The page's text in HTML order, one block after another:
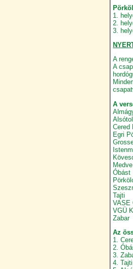
1.
2.
3.
A
A
A
Cered
Egri
Medve
Óbást
Tajti
VASE
VGÜ
Zabar
Az
1.
2.
3.
4. Tajti